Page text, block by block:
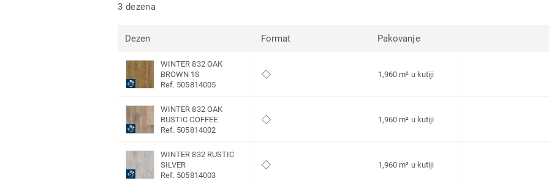
3 dezena
Dezen Format Pakovanje
WINTER 832 OAK
BROWN 1S
Ref. 505814005
1,960 m² u kutiji
WINTER 832 OAK
RUSTIC COFFEE
Ref. 505814002
1,960 m² u kutiji
WINTER 832 RUSTIC
SILVER
Ref. 505814003
1,960 m² u kutiji